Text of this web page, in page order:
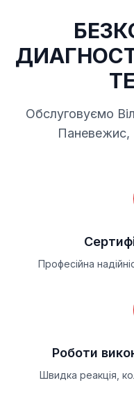
Обслуговуємо
Паневежис,
Професійна
Роботи
Швидка реакція,